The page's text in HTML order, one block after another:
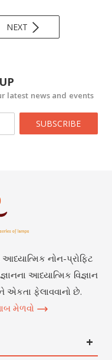
NEXT
latest news and events
SUBSCRIBE
નોન-પ્રોફિટ
આધ્યાત્મિક વિજ્ઞાન
એકતા ફેલાવવાનો છે.
મેળવો